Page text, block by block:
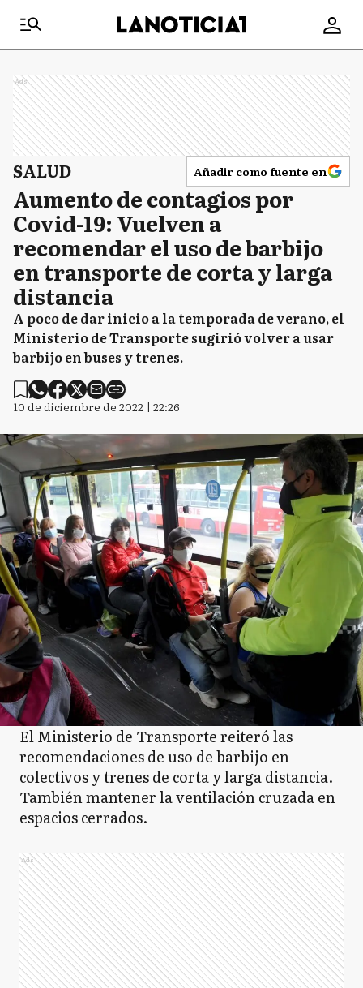
Ads
SALUD Añadir como fuente en
Aumento de contagios por
Covid-19: Vuelven a
recomendar el uso de barbijo
en transporte de corta y larga
distancia
A poco de dar inicio a la temporada de verano, el
Ministerio de Transporte sugirió volver a usar
barbijo en buses y trenes.
10 de diciembre de 2022 | 22:26
El Ministerio de Transporte reiteró las
recomendaciones de uso de barbijo en
colectivos y trenes de corta y larga distancia.
También mantener la ventilación cruzada en
espacios cerrados.
Ads